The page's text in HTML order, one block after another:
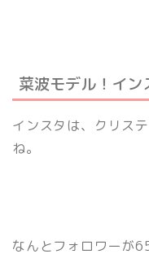
菜波モデル！イン
インスタは、クリス
ね。
なんとフォロワーが